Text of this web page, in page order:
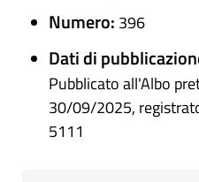
Numero: 396
Dati di
Pubblicato all'Albo
30/09/2025,
5111